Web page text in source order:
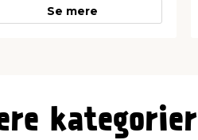
Se mere
kategorier